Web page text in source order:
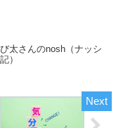
太さんのnosh（ナッシ
）